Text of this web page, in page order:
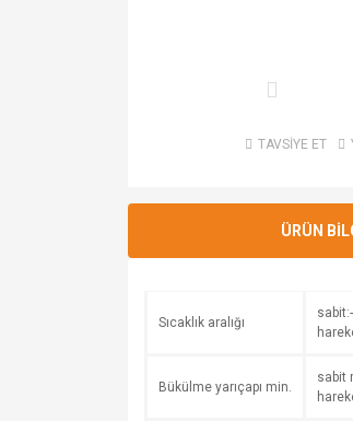
TAVSİYE ET
ÜRÜN
Sıcaklık aralığı
Bükülme yarıçapı min.
sabit